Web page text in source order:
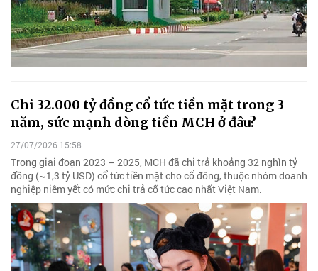
Chi 32.000 tỷ đồng cổ tức tiền mặt trong 3
năm, sức mạnh dòng tiền MCH ở đâu?
27/07/2026 15:58
Trong giai đoạn 2023 – 2025, MCH đã chi trả khoảng 32 nghìn tỷ
đồng (~1,3 tỷ USD) cổ tức tiền mặt cho cổ đông, thuộc nhóm doanh
nghiệp niêm yết có mức chi trả cổ tức cao nhất Việt Nam.